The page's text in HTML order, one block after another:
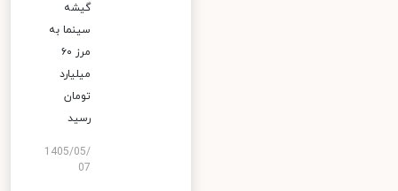
گیشه
سینما به
مرز ۶۰
میلیارد
تومان
رسید
1405/05/
07